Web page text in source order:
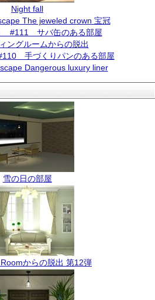
Night fall
The jeweled crown 宝冠
#111 サバ缶のある部屋
ングルームからの脱出
手づくりパンのある部屋
Dangerous luxury liner
雪の日の部屋
からの脱出 第12弾